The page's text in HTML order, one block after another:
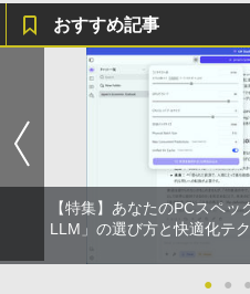
【2026年
レスイヤ
軽量 ブル
るーとゅー
セリング
付き 防水
学/WEB会
￥1,964
Xiaomi シ
レスイヤ
On My
￥250
BUGS LIFE
￥250
by
強炭酸水
art Basic)
￥1,625
【
みきった日
] [ 水分補
コミック
￥572
スーパーの
版ビッグガ
おすすめ記事
【特集】あなたのPCスペ
LLM」の選び方と快適化テク
● ● ●